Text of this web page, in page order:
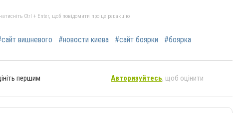
Ctrl + Enter, щоб повідомити про це редакцію
вишневого #новости киева #сайт боярки #боярка
першим Авторизуйтесь, щоб оцінити